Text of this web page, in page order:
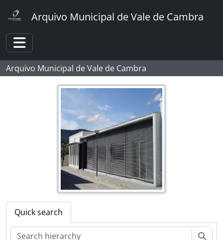
Arquivo Municipal de Vale de Cambra
Toggle navigation
Arquivo Municipal de Vale de Cambra
Quick search
[Item] Molaflex
[Item] Molaflex
[Item] Molaflex
[Item] Molaflex
[Item] Molaflex
[Item] Molaflex
[Item] Molaflex
[Item] Molaflex
[Item] Molaflex
[Item] Molaflex
[Item] Colep
[Item] Colep
[Item] Colep
[Item] Colep
[Item] Colep
[Item] Colep